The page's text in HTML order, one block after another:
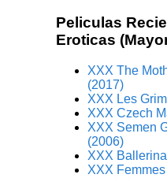
Peliculas
Eroticas
XXX The
(2017)
XXX Les
XXX Czech
XXX Semen
(2006)
XXX
XXX